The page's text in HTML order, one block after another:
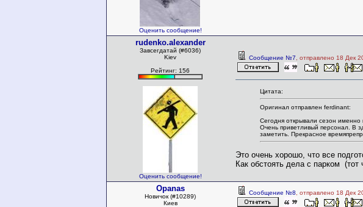
Оценить сообщение!
rudenko.alexander
Завсегдатай (#6036)
Kiev
Рейтинг: 156
Оценить сообщение!
Сообщение №7 , отправлено 18 Дек
Цитата:
Оригинал отправлен ferdinant:
Сегодня открывали сезон
Очень приветливый персонал. В
заметить. Прекрасное
Это очень хорошо, что все
Как обстоять дела с парком (тот
Opanas
Новичок (#10289)
Киев
Сообщение №8 , отправлено 18 Дек